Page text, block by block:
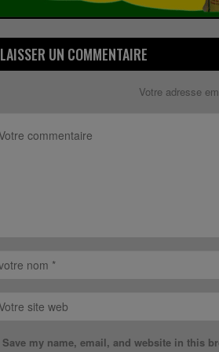
LAISSER UN COMMENTAIRE
Votre adresse
Save my name, email, and website in this